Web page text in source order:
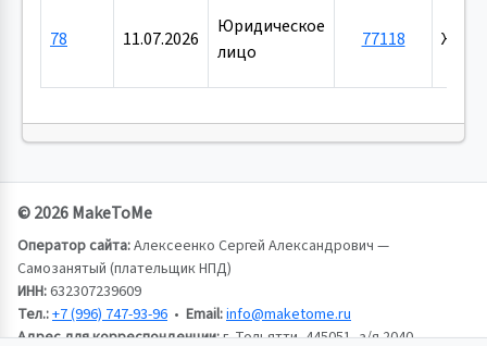
78 11.07.2026
Юридическое
лицо
77118
© 2026 MakeToMe
Оператор сайта:Алексеенко Сергей Александрович —
Самозанятый (плательщик НПД)
ИНН:632307239609
Тел.:+7 (996) 747-93-96 • Email:info@maketome.ru
Адрес для корреспонденции:г. Тольятти, 445051, а/я 2040,